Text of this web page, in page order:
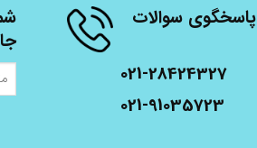
شنبه تا پنجشنبه، از ساعت 9 الی 17 پاسخگوی سوالات
021-28424327
021-91035723